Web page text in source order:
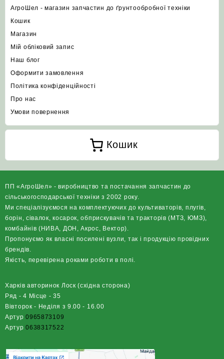
АгроШел - магазин запчастин до ґрунтообробної техніки
Кошик
Магазин
Мій обліковий запис
Наш блог
Оформити замовлення
Політика конфіденційності
Про нас
Умови повернення
Кошик
ПП «АгроШел» - виробництво та постачання запчастин до
сільськогосподарської техніки з 2002 року.
Ми спеціалізуємося на комплектуючих до культиваторів, плугів,
борін, сівалок, косарок, обприскувачів та тракторів (МТЗ, ЮМЗ),
комбайнів (НИВА, ДОН, Акрос, Вектор).
Пропонуємо як власні посилені вузли, так і продукцію провідних
брендів.
Якість, перевірена роками роботи в полі.
Харків авторинок Лоск (східна сторона)
Ряд - 4 Місце - 35
Вівторок - Неділя з 9.00 - 16.00
Артур0965873109
Артур0638317522